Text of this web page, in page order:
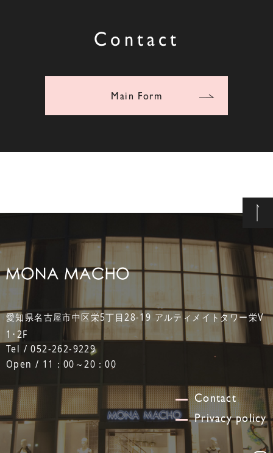
Contact
Main Form
愛知県名古屋市中区栄5丁目28-19 アルティメイトタワー栄V
1･2F
Tel / 052-262-9229
Open / 11：00～20：00
Contact
Privacy policy